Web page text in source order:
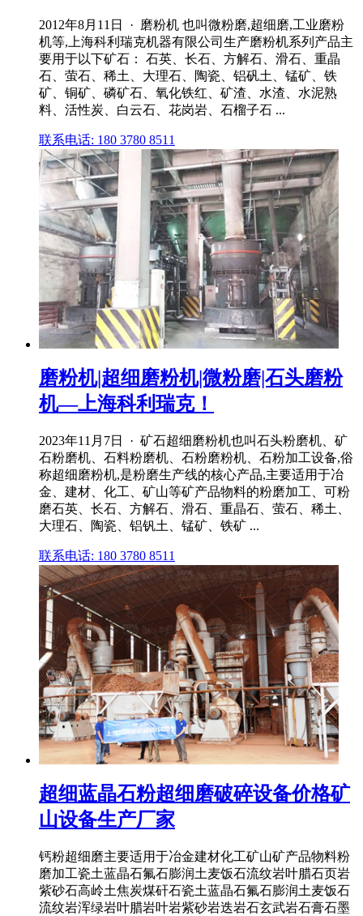
2012年8月11日 · 磨粉机 也叫微粉磨,超细磨,工业磨粉
机等,上海科利瑞克机器有限公司生产磨粉机系列产品主
要用于以下矿石： 石英、长石、方解石、滑石、重晶
石、萤石、稀土、大理石、陶瓷、铝矾土、锰矿、铁
矿、铜矿、磷矿石、氧化铁红、矿渣、水渣、水泥熟
料、活性炭、白云石、花岗岩、石榴子石 ...
联系电话: 180 3780 8511
磨粉机|超细磨粉机|微粉磨|石头磨粉
机—上海科利瑞克！
2023年11月7日 · 矿石超细磨粉机也叫石头粉磨机、矿
石粉磨机、石料粉磨机、石粉磨粉机、石粉加工设备,俗
称超细磨粉机,是粉磨生产线的核心产品,主要适用于冶
金、建材、化工、矿山等矿产品物料的粉磨加工、可粉
磨石英、长石、方解石、滑石、重晶石、萤石、稀土、
大理石、陶瓷、铝钒土、锰矿、铁矿 ...
联系电话: 180 3780 8511
超细蓝晶石粉超细磨破碎设备价格矿
山设备生产厂家
钙粉超细磨主要适用于冶金建材化工矿山矿产品物料粉
磨加工瓷土蓝晶石氟石膨润土麦饭石流纹岩叶腊石页岩
紫砂石高岭土焦炭煤矸石瓷土蓝晶石氟石膨润土麦饭石
流纹岩浑绿岩叶腊岩叶岩紫砂岩迭岩石玄武岩石膏石墨